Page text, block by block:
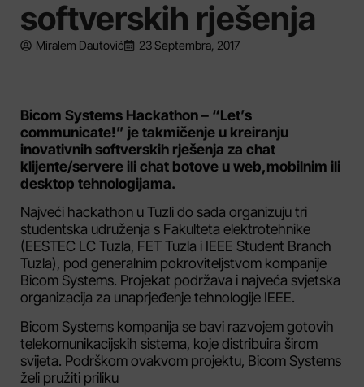
softverskih rješenja
Miralem Dautović 23 Septembra, 2017
Bicom Systems Hackathon – “Let’s
communicate!” je takmičenje u kreiranju
inovativnih softverskih rješenja za chat
klijente/servere ili chat botove u web,mobilnim ili
desktop tehnologijama.
Najveći hackathon u Tuzli do sada organizuju tri
studentska udruženja s Fakulteta elektrotehnike
(EESTEC LC Tuzla, FET Tuzla i IEEE Student Branch
Tuzla), pod generalnim pokroviteljstvom kompanije
Bicom Systems. Projekat podržava i najveća svjetska
organizacija za unaprjeđenje tehnologije IEEE.
Bicom Systems kompanija se bavi razvojem gotovih
telekomunikacijskih sistema, koje distribuira širom
svijeta. Podrškom ovakvom projektu, Bicom Systems
želi pružiti priliku